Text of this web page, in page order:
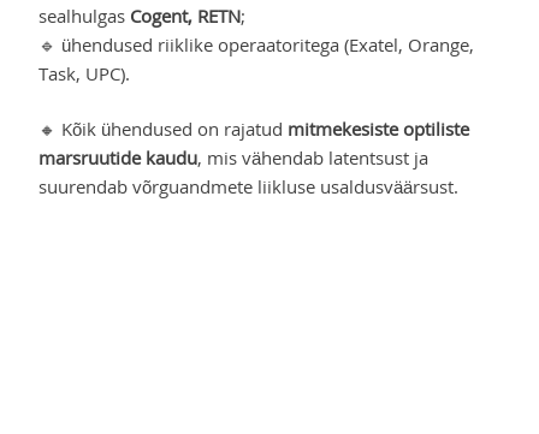
sealhulgas Cogent, RETN;
🔹 ühendused riiklike operaatoritega (Exatel, Orange,
Task, UPC).
🔸 Kõik ühendused on rajatud mitmekesiste optiliste
marsruutide kaudu, mis vähendab latentsust ja
suurendab võrguandmete liikluse usaldusväärsust.